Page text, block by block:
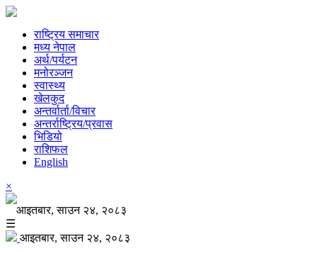
राष्ट्रिय समाचार
मध्य नेपाल
अर्थ/पर्यटन
मनोरञ्जन
स्वास्थ्य
खेलकुद
अन्तर्वार्ता/विचार
अन्तर्राष्ट्रिय/प्रवास
भिडियो
राशिफल
English
×
आइतबार, साउन २४, २०८३
☰
आइतबार, साउन २४, २०८३